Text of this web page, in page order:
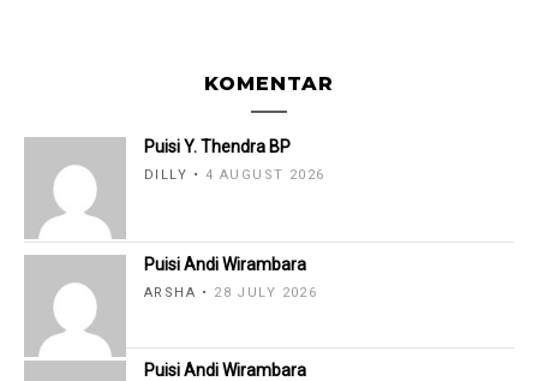
KOMENTAR
Puisi Y. Thendra BP
DILLY 4 AUGUST 2026
Puisi Andi Wirambara
ARSHA 28 JULY 2026
Puisi Andi Wirambara